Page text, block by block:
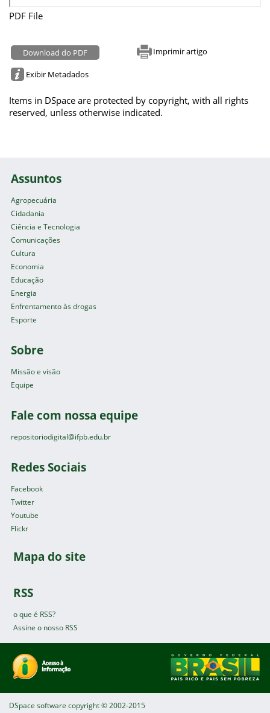
PDF File
Download do PDF Imprimir artigo
Exibir Metadados
Items in DSpace are protected by copyright, with all rights
reserved, unless otherwise indicated.
Assuntos
Agropecuária
Cidadania
Ciência e Tecnologia
Comunicações
Cultura
Economia
Educação
Energia
Enfrentamento às drogas
Esporte
Sobre
Missão e visão
Equipe
Fale com nossa equipe
repositoriodigital@ifpb.edu.br
Redes Sociais
Facebook
Twitter
Youtube
Flickr
Mapa do site
RSS
o que é RSS?
Assine o nosso RSS
DSpace software copyright © 2002-2015